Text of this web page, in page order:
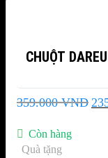
CHUỘT
359.000VND Giá
Còn hàng
Quà tặng